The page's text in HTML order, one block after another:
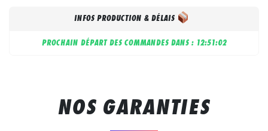
INFOS PRODUCTION & DÉLAIS
PROCHAIN DÉPART DES COMMANDES DANS : 12:51:01
NOS GARANTIES